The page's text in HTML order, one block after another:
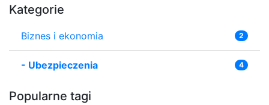
Kategorie
Biznes i ekonomia 2
- Ubezpieczenia 4
Popularne tagi